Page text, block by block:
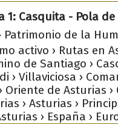
1: Casquita - Pola de
Patrimonio de la
activo › Rutas en
de Santiago ›
› Villaviciosa ›
Oriente de Asturias ›
› Asturias ›
› España ›